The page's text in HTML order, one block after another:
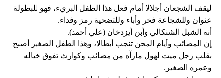
ليقف الشجعان أجلالا أمام فعل هذا الطفل البريء، فهو للبطولة
عنوان وللشجاعة فخر وأباء وللتضحية رمز وفداء.
أنه الشبل الشنكالي وأبن أيزدخان (علي أحمد).
إن المصائب وأيام المحن تنجب أبطالا، وهذا الطفل الصغير أصبح
بقلب رجل ميت لهول مارآه من مصائب وكوارث تفوق خياله
وعمره الصغير.